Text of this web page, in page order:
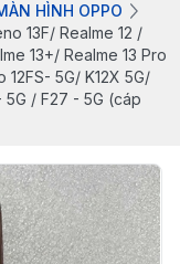
HÌNH OPPO
13F/ Realme 12 /
13+/ Realme 13 Pro
5G/ K12X 5G/
5G / F27 - 5G (cáp